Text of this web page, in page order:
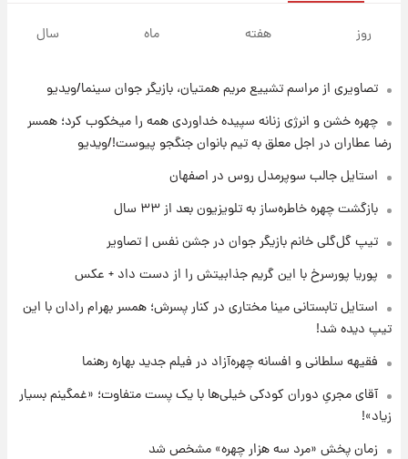
مذاق رضاییان خوش نیامد+عکس
۲۱ ساعت پیش
۱۲۹۰ شمسی
۲۱ ساعت پیش
هسته‌ای در آسمان ظاهر شد
رونالدو از گنجینه خودروهای لوکسش رونمایی
علی مطهری: اجرای کامل تفاهم‌نامه اسلام‌آباد،
روز هفته ماه سال
تصاویری از مراسم تشییع مریم همتیان، بازیگر جوان سینما/ویدیو
چهره خشن و انرژی زنانه سپیده خداوردی همه را میخکوب کرد؛ همسر
رضا عطاران در اجل معلق به تیم بانوان جنگجو پیوست!/ویدیو
استایل جالب سوپرمدل روس در اصفهان
بازگشت چهره خاطره‌ساز به تلویزیون بعد از ۳۳ سال
تیپ گل‌گلی خانم بازیگر جوان در جشن نفس | تصاویر
پوریا پورسرخ با این گریم جذابیتش را از دست داد + عکس
استایل تابستانی مینا مختاری در کنار پسرش؛ همسر بهرام رادان با این
تیپ دیده شد!
فقیهه سلطانی و افسانه چهره‌آزاد در فیلم جدید بهاره رهنما
آقای مجریِ دوران کودکی خیلی‌ها با یک پست متفاوت؛ «غمگینم بسیار
زیاد»!
زمان پخش «مرد سه هزار چهره» مشخص شد